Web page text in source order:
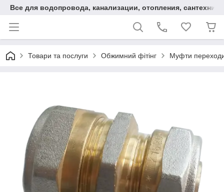
Все для водопровода, канализации, отопления, сантехники
Товари та послуги Обжимний фітінг Муфти переходи